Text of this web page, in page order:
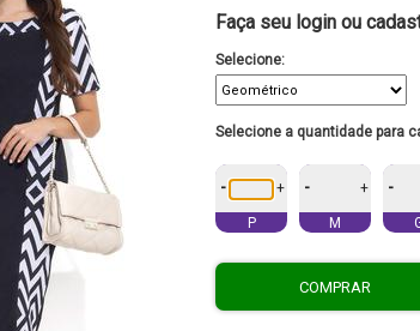
Faça seu login ou
Selecione:
Selecione a quantidade para
- +
P
- +
M
-
COMPRAR